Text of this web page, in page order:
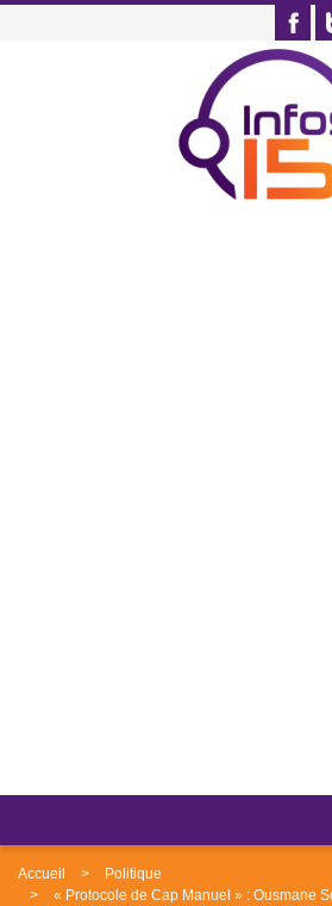
Accueil
Politique
« Protocole de Cap Manuel » : Ousmane